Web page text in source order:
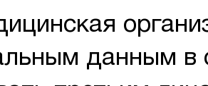
данным в